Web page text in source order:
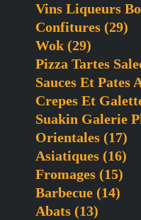
Vins Liqueurs
Confitures (29)
Wok (29)
Pizza Tartes
Sauces Et Pates
Crepes Et
Suakin Galerie
Orientales (17)
Asiatiques (16)
Fromages (15)
Barbecue (14)
Abats (13)